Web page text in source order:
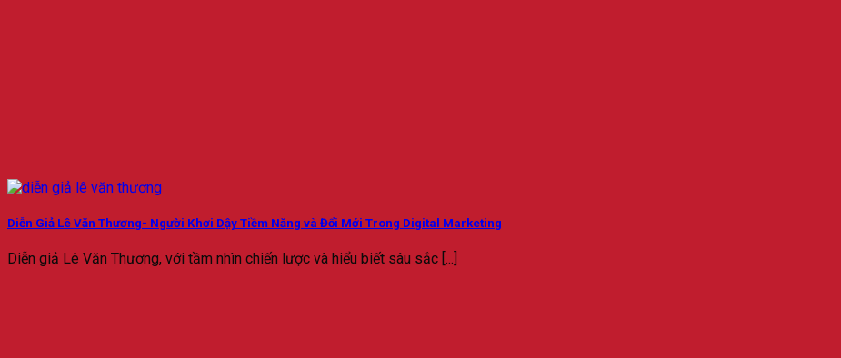
Diễn Giả Lê Văn Thương- Người Khơi Dậy Tiềm Năng và Đổi Mới Trong Digital Marketing
Diễn giả Lê Văn Thương, với tầm nhìn chiến lược và hiểu biết sâu sắc [...]